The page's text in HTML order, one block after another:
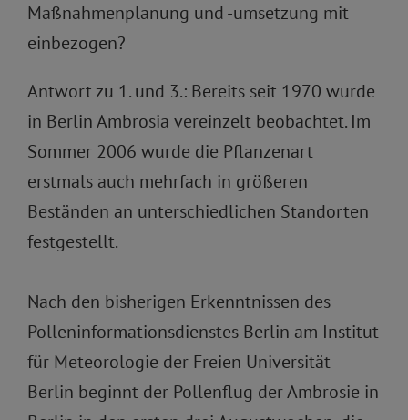
Maßnahmenplanung und -umsetzung mit
einbezogen?
Antwort zu 1. und 3.: Bereits seit 1970 wurde
in Berlin Ambrosia vereinzelt beobachtet. Im
Sommer 2006 wurde die Pflanzenart
erstmals auch mehrfach in größeren
Beständen an unterschiedlichen Standorten
festgestellt.
Nach den bisherigen Erkenntnissen des
Polleninformationsdienstes Berlin am Institut
für Meteorologie der Freien Universität
Berlin beginnt der Pollenflug der Ambrosie in